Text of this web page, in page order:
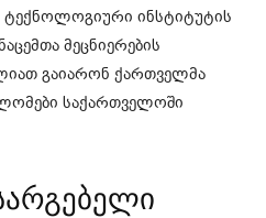
ტექნოლოგიური ინსტიტუტის
მეცნიერების
გაიარონ ქართველმა
საქართველოში